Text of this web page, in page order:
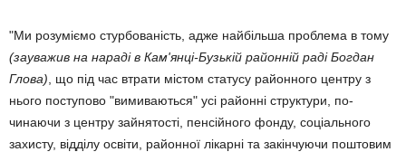
"Ми розу­міємо стурбованість, адже найбільша проблема в тому
(зауважив на нараді в Ка­м'янці-Бузькій районній раді Бог­дан
Глова) , що під час втрати містом статусу районного центру з
нього поступово "вими­ваються" усі ра­йонні струк­тури, по­
чинаючи з цент­ру зайня­тості, пен­сій­ного фон­ду, соціального
захисту, від­ділу освіти, районної лікарні та закін­чуючи поштовим